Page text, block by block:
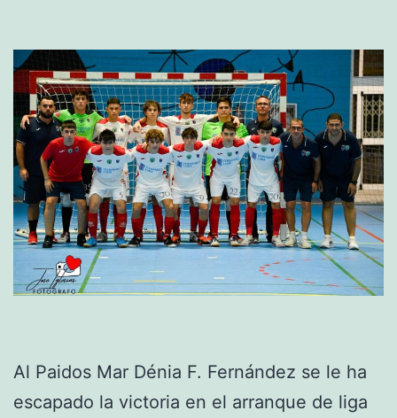
Al Paidos Mar Dénia F. Fernández se le ha
escapado la victoria en el arranque de liga